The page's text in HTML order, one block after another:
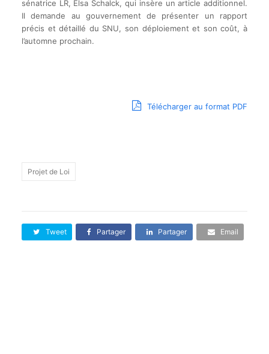
sénatrice LR, Elsa Schalck, qui insère un article additionnel.
Il demande au gouvernement de présenter un rapport
précis et détaillé du SNU, son déploiement et son coût, à
l’automne prochain.
Télécharger au format PDF
Projet de Loi
Tweet Partager Partager Email